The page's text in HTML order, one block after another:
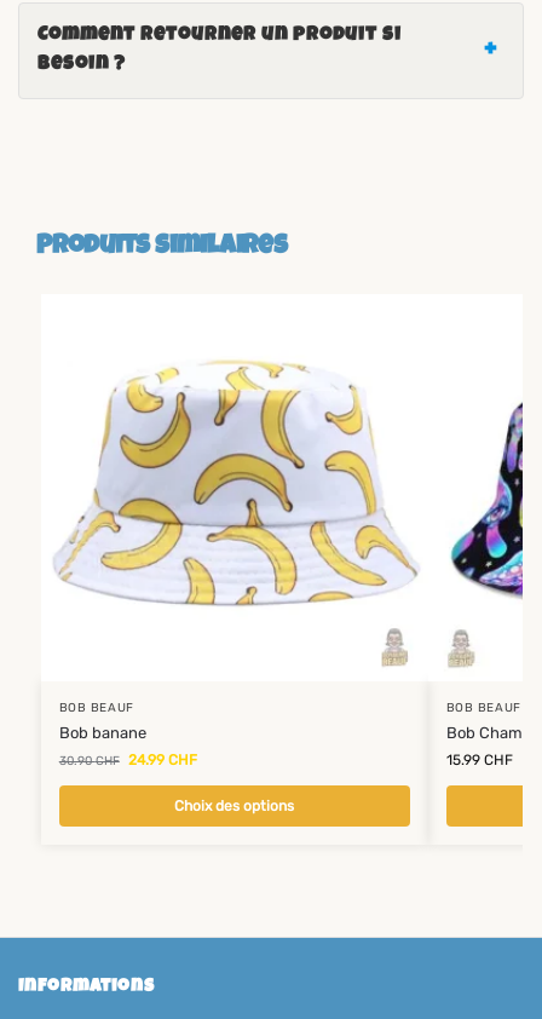
Comment retourner un produit si
besoin ?
Produits similaires
BOB BEAUF
Bob banane
30.90CHF 24.99 CHF
Choix des options
BOB BEAUF
Bob
15.99 CHF
Informations